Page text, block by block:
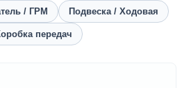
/ ГРМ Подвеска / Ходовая
передач